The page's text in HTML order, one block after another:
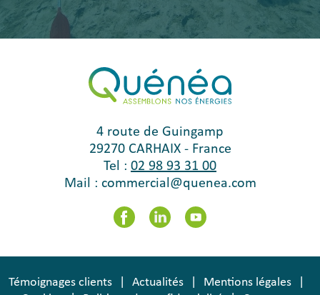
4 route de Guingamp
29270 CARHAIX- France
Tel : 02 98 93 31 00
Mail : commercial@quenea.com
Témoignages clients Actualités
Mentions légales